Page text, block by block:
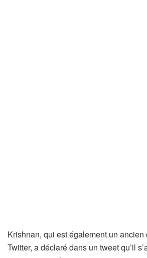
Krishnan, qui est également un
Twitter, a déclaré dans un tweet qu’il